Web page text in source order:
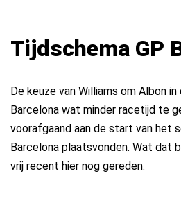
Tijdschema GP
De keuze van Williams om Albon
Barcelona wat minder racetijd te
voorafgaand aan de start van het
Barcelona plaatsvonden. Wat dat
vrij recent hier nog gereden.